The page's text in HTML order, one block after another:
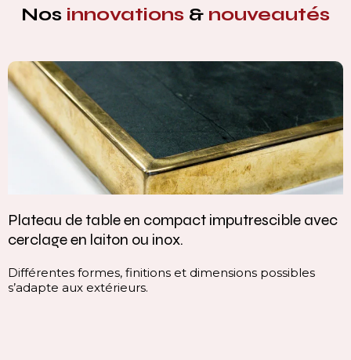
Nos innovations & nouveautés
Plateau de table en compact imputrescible avec
cerclage en laiton ou inox.
Différentes formes, finitions et dimensions possibles
s’adapte aux extérieurs.